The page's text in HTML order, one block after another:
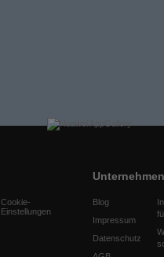
Cookie-
Einstellungen
Unternehmen
Blog
Impressum
Datenschutz